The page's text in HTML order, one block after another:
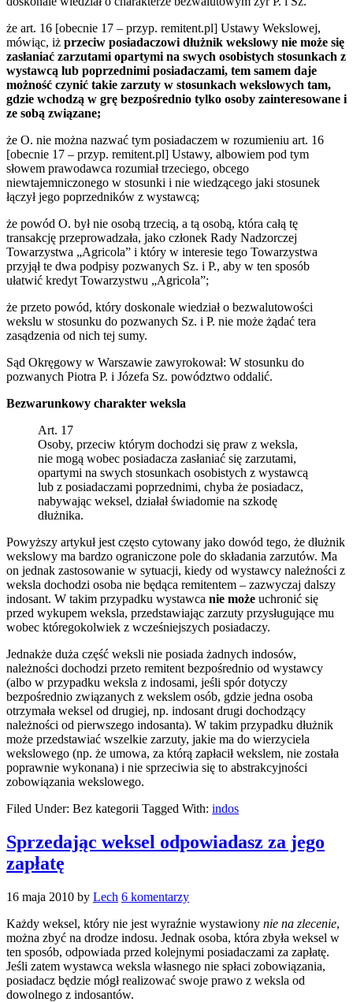
że art. 16 [obecnie 17 – przyp. remitent.pl] Ustawy Wekslowej,
mówiąc, iż przeciw posiadaczowi dłużnik wekslowy nie może się
zasłaniać zarzutami opartymi na swych osobistych stosunkach z
wystawcą lub poprzednimi posiadaczami, tem samem daje
możność czynić takie zarzuty w stosunkach wekslowych tam,
gdzie wchodzą w grę bezpośrednio tylko osoby zainteresowane i
ze sobą związane;
że O. nie można nazwać tym posiadaczem w rozumieniu art. 16
[obecnie 17 – przyp. remitent.pl] Ustawy, albowiem pod tym
słowem prawodawca rozumiał trzeciego, obcego
niewtajemniczonego w stosunki i nie wiedzącego jaki stosunek
łączył jego poprzedników z wystawcą;
że powód O. był nie osobą trzecią, a tą osobą, która całą tę
transakcję przeprowadzała, jako członek Rady Nadzorczej
Towarzystwa „Agricola” i który w interesie tego Towarzystwa
przyjął te dwa podpisy pozwanych Sz. i P., aby w ten sposób
ułatwić kredyt Towarzystwu „Agricola”;
że przeto powód, który doskonale wiedział o bezwalutowości
wekslu w stosunku do pozwanych Sz. i P. nie może żądać tera
zasądzenia od nich tej sumy.
Sąd Okręgowy w Warszawie zawyrokował: W stosunku do
pozwanych Piotra P. i Józefa Sz. powództwo oddalić.
Bezwarunkowy charakter weksla
Art. 17
Osoby, przeciw którym dochodzi się praw z weksla,
nie mogą wobec posiadacza zasłaniać się zarzutami,
opartymi na swych stosunkach osobistych z wystawcą
lub z posiadaczami poprzednimi, chyba że posiadacz,
nabywając weksel, działał świadomie na szkodę
dłużnika.
Powyższy artykuł jest często cytowany jako dowód tego, że dłużnik
wekslowy ma bardzo ograniczone pole do składania zarzutów. Ma
on jednak zastosowanie w sytuacji, kiedy od wystawcy należności z
weksla dochodzi osoba nie będąca remitentem – zazwyczaj dalszy
indosant. W takim przypadku wystawca nie może uchronić się
przed wykupem weksla, przedstawiając zarzuty przysługujące mu
wobec któregokolwiek z wcześniejszych posiadaczy.
Jednakże duża część weksli nie posiada żadnych indosów,
należności dochodzi przeto remitent bezpośrednio od wystawcy
(albo w przypadku weksla z indosami, jeśli spór dotyczy
bezpośrednio związanych z wekslem osób, gdzie jedna osoba
otrzymała weksel od drugiej, np. indosant drugi dochodzący
należności od pierwszego indosanta). W takim przypadku dłużnik
może przedstawiać wszelkie zarzuty, jakie ma do wierzyciela
wekslowego (np. że umowa, za którą zapłacił wekslem, nie została
poprawnie wykonana) i nie sprzeciwia się to abstrakcyjności
zobowiązania wekslowego.
Filed Under: Bez kategorii Tagged With: indos
Sprzedając weksel odpowiadasz za jego
zapłatę
16 maja 2010 by Lech 6 komentarzy
Każdy weksel, który nie jest wyraźnie wystawiony nie na zlecenie,
można zbyć na drodze indosu. Jednak osoba, która zbyła weksel w
ten sposób, odpowiada przed kolejnymi posiadaczami za zapłatę.
Jeśli zatem wystawca weksla własnego nie spłaci zobowiązania,
posiadacz będzie mógł realizować swoje prawo z weksla od
dowolnego z indosantów.